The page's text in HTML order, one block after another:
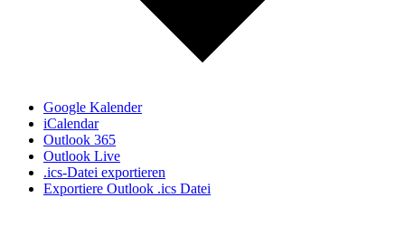
Google Kalender
iCalendar
Outlook 365
Outlook Live
.ics-Datei exportieren
Exportiere Outlook .ics Datei